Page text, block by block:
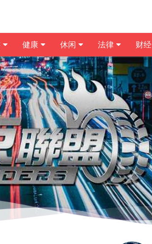
健康 休闲 法律 财经